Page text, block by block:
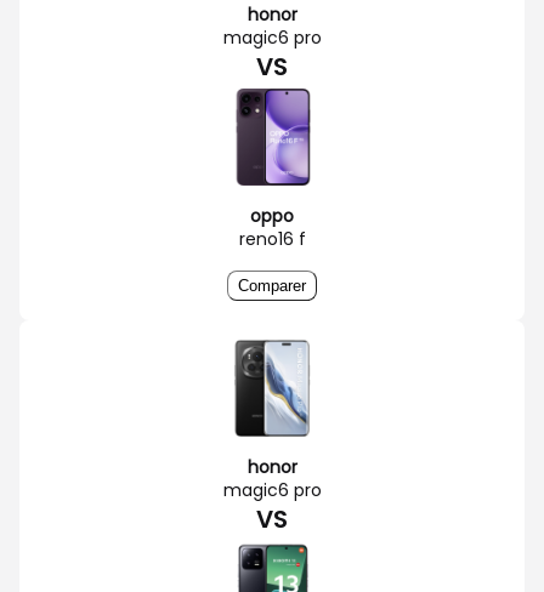
honor
magic6 pro
VS
oppo
reno16 f
Comparer
honor
magic6 pro
VS